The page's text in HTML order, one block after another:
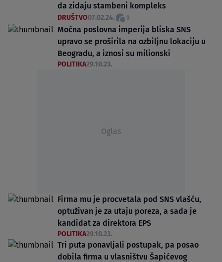
da zidaju stambeni kompleks
DRUŠTVO07.02.24. 9
Moćna poslovna imperija bliska SNS
upravo se proširila na ozbiljnu lokaciju u
Beogradu, a iznosi su milionski
POLITIKA29.10.23.
Oglas
Firma mu je procvetala pod SNS vlašću,
optuživan je za utaju poreza, a sada je
kandidat za direktora EPS
POLITIKA29.10.23.
Tri puta ponavljali postupak, pa posao
dobila firma u vlasništvu Šapićevog